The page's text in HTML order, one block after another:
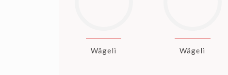
Wägeli Wägeli